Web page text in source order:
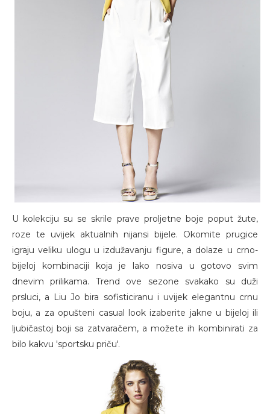
U kolekciju su se skrile prave proljetne boje poput žute,
roze te uvijek aktualnih nijansi bijele. Okomite prugice
igraju veliku ulogu u izdužavanju figure, a dolaze u crno-
bijeloj kombinaciji koja je lako nosiva u gotovo svim
dnevim prilikama. Trend ove sezone svakako su duži
prsluci, a Liu Jo bira sofisticiranu i uvijek elegantnu crnu
boju, a za opušteni casual look izaberite jakne u bijeloj ili
ljubičastoj boji sa zatvaračem, a možete ih kombinirati za
bilo kakvu 'sportsku priču'.